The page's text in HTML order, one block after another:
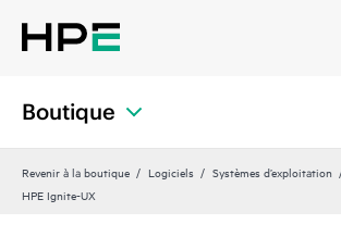
Boutique
Revenir à la boutique Logiciels Systèmes d’exploitation
HPE Ignite-UX